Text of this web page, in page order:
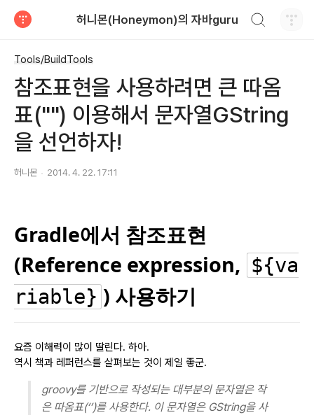
허니몬(Honeymon)의 자바guru
Tools/BuildTools
참조표현을 사용하려면 큰 따옴
표("") 이용해서 문자열GString
을 선언하자!
허니몬 2014. 4. 22. 17:11
Gradle에서 참조표현
(Reference expression, ${va
riable} ) 사용하기
요즘 이해력이 많이 딸린다. 하아.
역시 책과 레퍼런스를 살펴보는 것이 제일 좋군.
groovy를 기반으로 작성되는 대부분의 문자열은 작
은 따옴표(‘’)를 사용한다. 이 문자열은 GString을 사